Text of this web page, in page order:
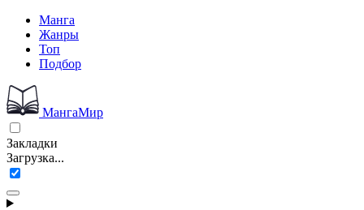
Манга
Жанры
Топ
Подбор
МангаМир
Закладки
Загрузка...